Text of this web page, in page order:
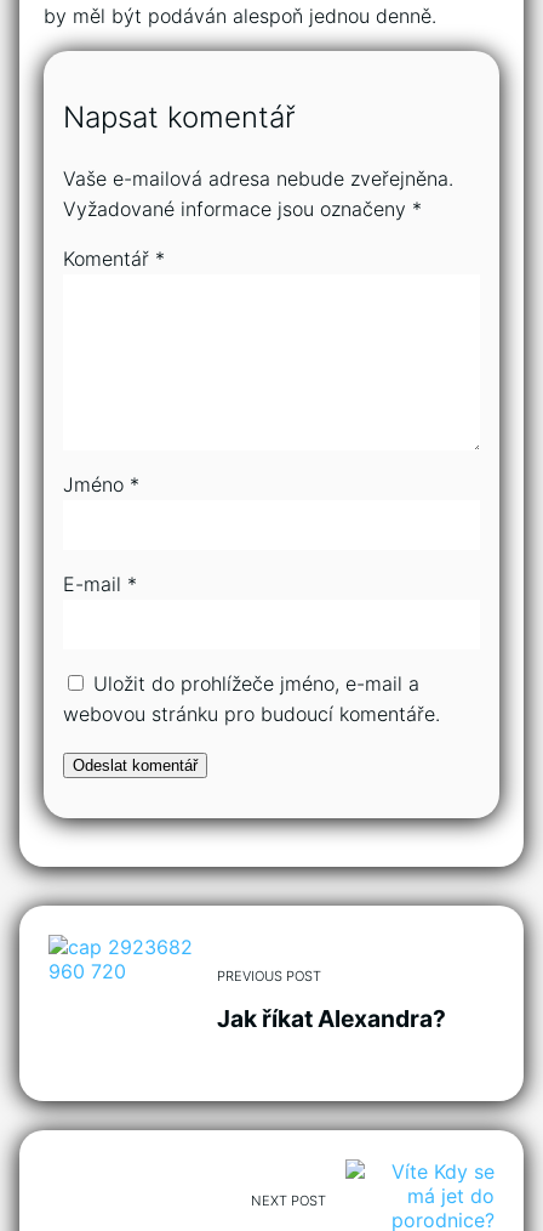
by měl být podáván alespoň jednou denně.
Napsat komentář
Vaše e-mailová adresa nebude zveřejněna.
Vyžadované informace jsou označeny *
Komentář *
Jméno *
E-mail *
Uložit do prohlížeče jméno, e-mail a
webovou stránku pro budoucí komentáře.
PREVIOUS POST
Jak říkat Alexandra?
NEXT POST